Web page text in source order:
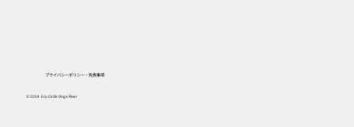
プライバシーポリシー・免責事項
© 2024 Eco Circle Onga River